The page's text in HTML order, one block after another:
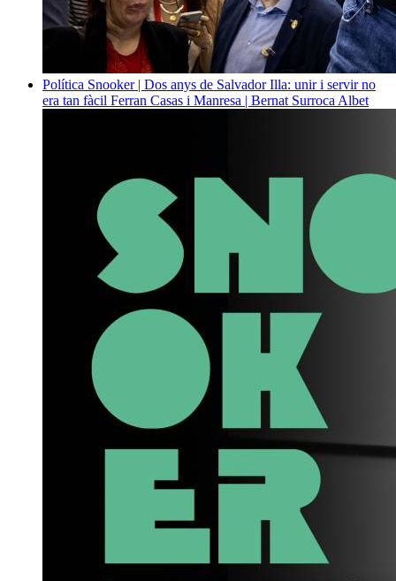
Política Snooker | Dos anys de Salvador Illa: unir i servir no
era tan fàcil Ferran Casas i Manresa | Bernat Surroca Albet